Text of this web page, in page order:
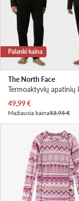
Palanki kaina
The North Face
Dabartinė kaina
49,99€
Mažiausia kaina53,95 €